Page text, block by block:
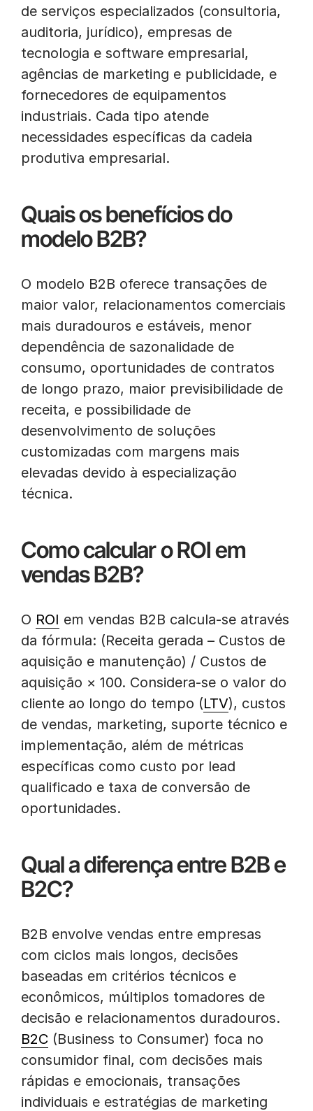
de serviços especializados (consultoria,
auditoria, jurídico), empresas de
tecnologia e software empresarial,
agências de marketing e publicidade, e
fornecedores de equipamentos
industriais. Cada tipo atende
necessidades específicas da cadeia
produtiva empresarial.
Quais os benefícios do
modelo B2B?
O modelo B2B oferece transações de
maior valor, relacionamentos comerciais
mais duradouros e estáveis, menor
dependência de sazonalidade de
consumo, oportunidades de contratos
de longo prazo, maior previsibilidade de
receita, e possibilidade de
desenvolvimento de soluções
customizadas com margens mais
elevadas devido à especialização
técnica.
Como calcular o ROI em
vendas B2B?
O ROI em vendas B2B calcula-se através
da fórmula: (Receita gerada – Custos de
aquisição e manutenção) / Custos de
aquisição × 100. Considera-se o valor do
cliente ao longo do tempo (LTV), custos
de vendas, marketing, suporte técnico e
implementação, além de métricas
específicas como custo por lead
qualificado e taxa de conversão de
oportunidades.
Qual a diferença entre B2B e
B2C?
B2B envolve vendas entre empresas
com ciclos mais longos, decisões
baseadas em critérios técnicos e
econômicos, múltiplos tomadores de
decisão e relacionamentos duradouros.
B2C (Business to Consumer) foca no
consumidor final, com decisões mais
rápidas e emocionais, transações
individuais e estratégias de marketing